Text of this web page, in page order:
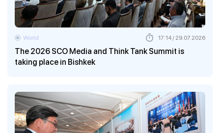
The 2026 SCO Media and Think Tank Summit is
taking place in Bishkek
World 17:14 / 29.07.2026